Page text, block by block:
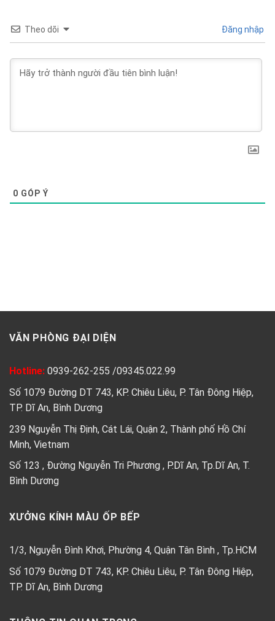
Theo dõi Đăng nhập
0 GÓP Ý
VĂN PHÒNG ĐẠI DIỆN
Hotline: 0939-262-255 /09345.022.99
Số 1079 Đường DT 743, KP. Chiêu Liêu, P. Tân Đông Hiệp,
TP. Dĩ An, Bình Dương
239 Nguyễn Thị Định, Cát Lái, Quận 2, Thành phố Hồ Chí
Minh, Vietnam
Số 123 , Đường Nguyễn Tri Phương , P.Dĩ An, Tp.Dĩ An, T.
Bình Dương
XƯỞNG KÍNH MÀU ỐP BẾP
1/3, Nguyễn Đình Khơi, Phường 4, Quận Tân Bình , Tp.HCM
Số 1079 Đường DT 743, KP. Chiêu Liêu, P. Tân Đông Hiệp,
TP. Dĩ An, Bình Dương